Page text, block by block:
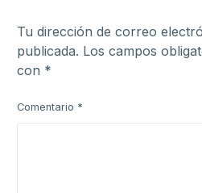
Tu dirección de correo
publicada. Los campos
con *
Comentario *